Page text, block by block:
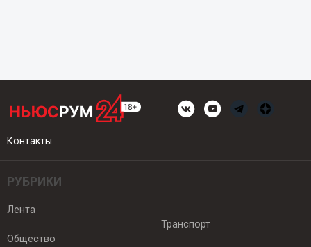
Контакты
РУБРИКИ
Лента
Общество
Транспорт